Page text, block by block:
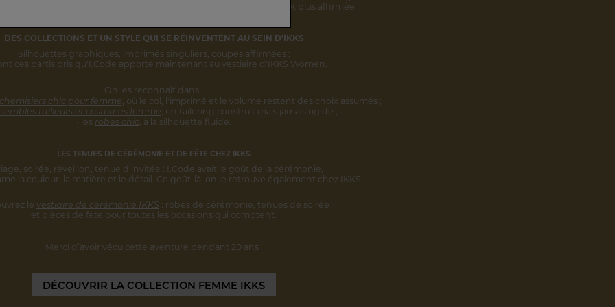
s'inscrivent désormais
et plus affirmée.
DES COLLECTIONS ET UN STYLE QUI SE RÉINVENTENT AU SEIN D'IKKS
Silhouettes graphiques, imprimés singuliers, coupes affirmées :
ces partis pris qu'I.Code apporte maintenant au vestiaire d'IKKS Women.
On les reconnaît dans :
chic pour femme, où le col, l'imprimé et le volume restent des choix assumés ;
tailleurs et costumes femme, un tailoring construit mais jamais rigide ;
• les robes chic, à la silhouette fluide.
LES TENUES DE CÉRÉMONIE ET DE FÊTE CHEZ IKKS
soirée, réveillon, tenue d'invitée : I.Code avait le goût de la cérémonie,
la couleur, la matière et le détail. Ce goût-là, on le retrouve également chez IKKS.
le vestiaire de cérémonie IKKS : robes de cérémonie, tenues de soirée
et pièces de fête pour toutes les occasions qui comptent.
Merci d’avoir vécu cette aventure pendant 20 ans !
DÉCOUVRIR LA COLLECTION FEMME IKKS